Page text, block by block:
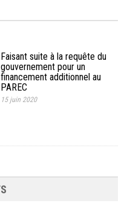
Faisant suite à la requête du
gouvernement pour un
financement additionnel au
PAREC
15 juin 2020